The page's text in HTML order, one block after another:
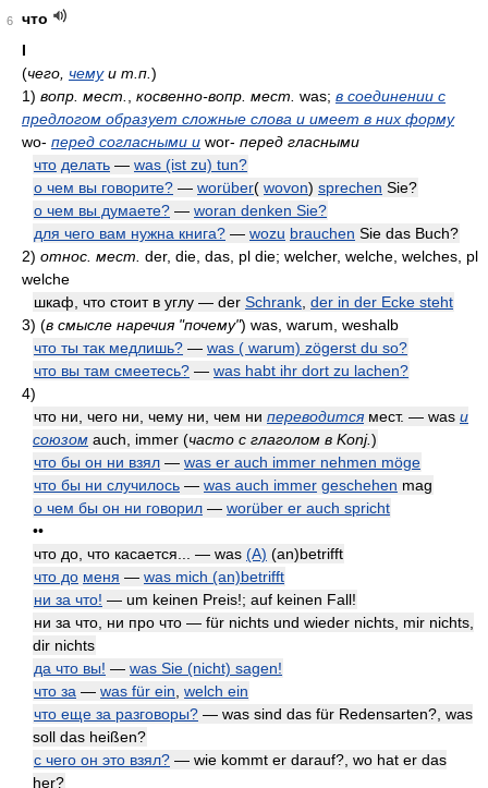
6
что
I
(чего, чемуи т.п. )
1) вопр. мест. косвенно-вопр. мест. was; в соединении с
предлогом образует сложные слова и имеет в них форму
wo- перед согласными и wor- перед гласными
что делать — was (ist zu) tun?
о чем вы говорите? — worüber( wovon) sprechen Sie?
о чем вы думаете? — woran denken Sie?
для чего вам нужна книга? — wozu brauchen Sie das Buch?
2) относ. мест. der, die, das, pl die; welcher, welche, welches, pl
welche
шкаф, что стоит в углу — der Schrank der in der Ecke steht
3) (в смысле наречия "почему") was, warum, weshalb
что ты так медлишь? — was ( warum) zögerst du so?
что вы там смеетесь? — was habt ihr dort zu lachen?
4)
что ни, чего ни, чему ни, чем ни переводится мест. — was и
союзом auch, immer (часто с глаголом в Konj.)
что бы он ни взял — was er auch immer nehmen möge
что бы ни случилось — was auch immer geschehen mag
о чем бы он ни говорил — worüber er auch spricht
••
что до, что касается... — was (A) (an)betrifft
что до меня — was mich (an)betrifft
ни за что! — um keinen Preis!; auf keinen Fall!
ни за что, ни про что — für nichts und wieder nichts, mir nichts,
dir nichts
да что вы! — was Sie (nicht) sagen!
что за — was für ein welch ein
что еще за разговоры? — was sind das für Redensarten?, was
soll das heißen?
с чего он это взял? — wie kommt er darauf?, wo hat er das
her?